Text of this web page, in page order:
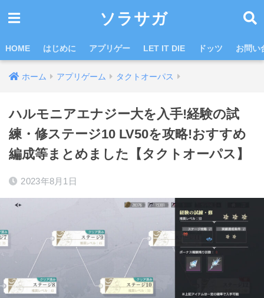
ソラサガ
HOME はじめに アプリゲー LET IT DIE ドッツ お問い
ホーム アプリゲーム タクトオーパス
ハルモニアエナジー大を入手!経験の試
練・修ステージ10 LV50を攻略!おすすめ
編成等まとめました【タクトオーパス】
2023年8月1日